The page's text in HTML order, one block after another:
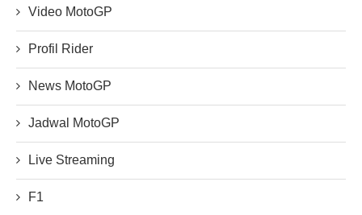
Video MotoGP
Profil Rider
News MotoGP
Jadwal MotoGP
Live Streaming
F1